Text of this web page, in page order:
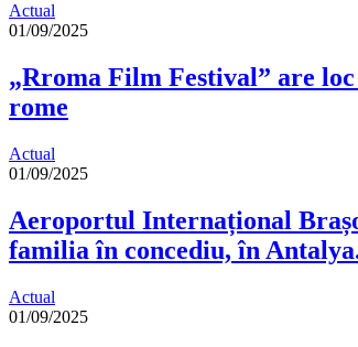
Actual
01/09/2025
„Rroma Film Festival” are
rome
Actual
01/09/2025
Aeroportul Internațional
familia în concediu, în
Actual
01/09/2025